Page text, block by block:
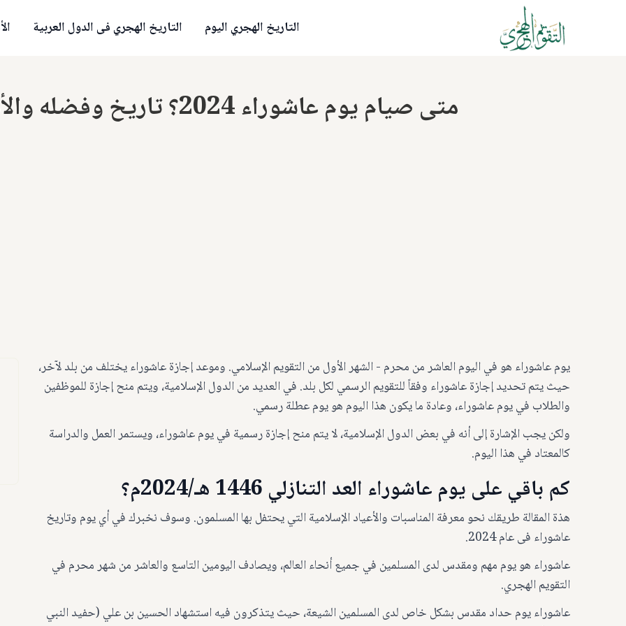
التاريخ الهجري اليوم التاريخ الهجري فى الدول العربية
متى صيام يوم عاشوراء 2024؟ تاريخ وفضله والأدعية المستجابة
يوم عاشوراء هو في اليوم العاشر من محرم - الشهر الأول من التقويم الإسلامي. وموعد إجازة عاشوراء يختلف من بلد لآخر،
حيث يتم تحديد إجازة عاشوراء وفقاً للتقويم الرسمي لكل بلد. في العديد من الدول الإسلامية، ويتم منح إجازة للموظفين
والطلاب في يوم عاشوراء، وعادة ما يكون هذا اليوم هو يوم عطلة رسمي.
ولكن يجب الإشارة إلى أنه في بعض الدول الإسلامية، لا يتم منح إجازة رسمية في يوم عاشوراء، ويستمر العمل والدراسة
كالمعتاد في هذا اليوم.
كم باقي على يوم عاشوراء العد التنازلي 1446 هـ/2024م؟
هذة المقالة طريقك نحو معرفة المناسبات والأعياد الإسلامية التي يحتفل بها المسلمون. وسوف نخبرك في أي يوم وتاريخ
عاشوراء فى عام 2024.
عاشوراء هو يوم مهم ومقدس لدى المسلمين في جميع أنحاء العالم، ويصادف اليومين التاسع والعاشر من شهر محرم في
التقويم الهجري.
عاشوراء يوم حداد مقدس بشكل خاص لدى المسلمين الشيعة، حيث يتذكرون فيه استشهاد الحسين بن علي (حفيد النبي